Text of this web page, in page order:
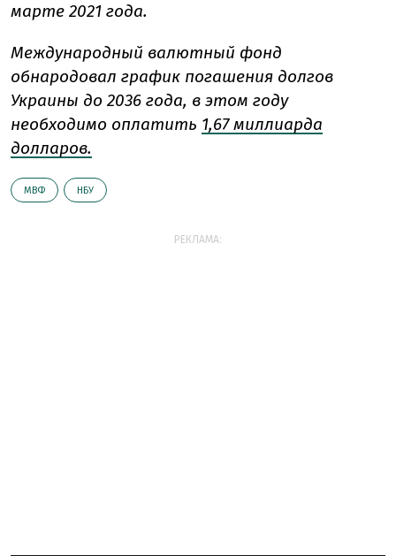
марте 2021 года.
Международный валютный фонд
обнародовал график погашения долгов
Украины до 2036 года, в этом году
необходимо оплатить 1,67 миллиарда
долларов.
МВФ НБУ
РЕКЛАМА: